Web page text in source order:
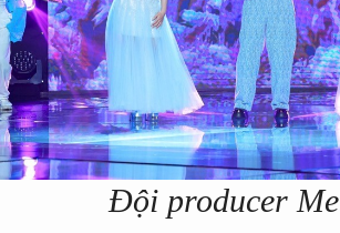
Đội producer